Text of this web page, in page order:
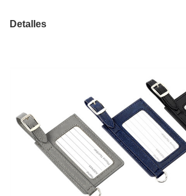
Detalles